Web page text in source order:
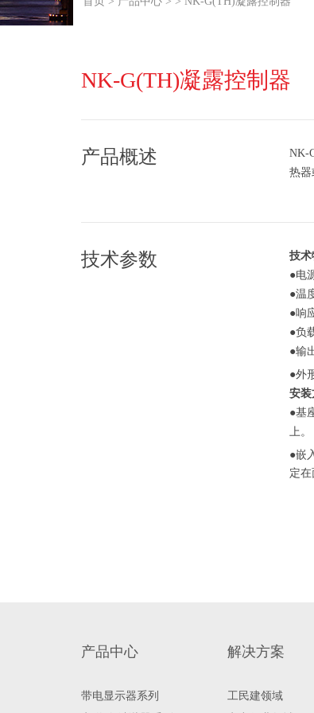
NK-G(TH)凝露控制器
产品概述
NK-
热器
技术参数
技术
●电
●温
●响
●负
●输
●外
安装
●基
上。
●嵌
定在
产品中心
带电显示器系列
解决方案
工民建领域